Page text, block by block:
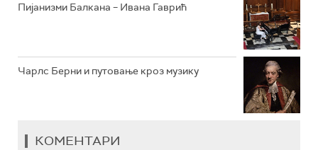
Пијанизми Балкана – Ивана Гаврић
Чарлс Берни и путовање кроз музику
КОМЕНТАРИ